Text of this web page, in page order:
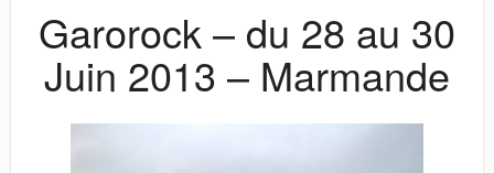
n
a
Garorock – du 28 au 30
Juin 2013 – Marmande